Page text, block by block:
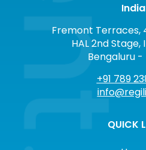
Fremont Terraces,
HAL 2nd
Bengaluru
+91 789
QUICK